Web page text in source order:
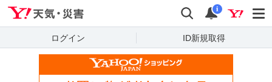
検索 通知
i
ログイン ID新規取得